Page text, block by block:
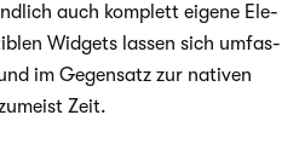
auch kom­plett eigene Ele­
Wid­gets las­sen sich umfas­
im Gegen­satz zur nati­ven
Zeit.